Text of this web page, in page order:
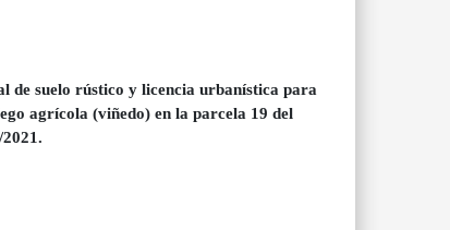
de suelo rústico y licencia urbanística para
agrícola (viñedo) en la parcela 19 del